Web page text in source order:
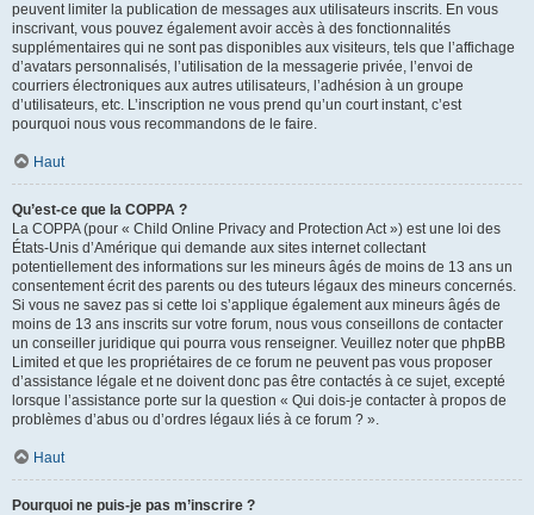
peuvent limiter la publication de messages aux utilisateurs inscrits. En vous
inscrivant, vous pouvez également avoir accès à des fonctionnalités
supplémentaires qui ne sont pas disponibles aux visiteurs, tels que l’affichage
d’avatars personnalisés, l’utilisation de la messagerie privée, l’envoi de
courriers électroniques aux autres utilisateurs, l’adhésion à un groupe
d’utilisateurs, etc. L’inscription ne vous prend qu’un court instant, c’est
pourquoi nous vous recommandons de le faire.
Haut
Qu’est-ce que la COPPA ?
La COPPA (pour « Child Online Privacy and Protection Act ») est une loi des
États-Unis d’Amérique qui demande aux sites internet collectant
potentiellement des informations sur les mineurs âgés de moins de 13 ans un
consentement écrit des parents ou des tuteurs légaux des mineurs concernés.
Si vous ne savez pas si cette loi s’applique également aux mineurs âgés de
moins de 13 ans inscrits sur votre forum, nous vous conseillons de contacter
un conseiller juridique qui pourra vous renseigner. Veuillez noter que phpBB
Limited et que les propriétaires de ce forum ne peuvent pas vous proposer
d’assistance légale et ne doivent donc pas être contactés à ce sujet, excepté
lorsque l’assistance porte sur la question « Qui dois-je contacter à propos de
problèmes d’abus ou d’ordres légaux liés à ce forum ? ».
Haut
Pourquoi ne puis-je pas m’inscrire ?